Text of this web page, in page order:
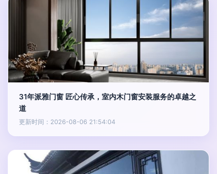
31年派雅门窗 匠心传承，室内木门窗安装服务的卓越之
道
更新时间：2026-08-06 21:54:04